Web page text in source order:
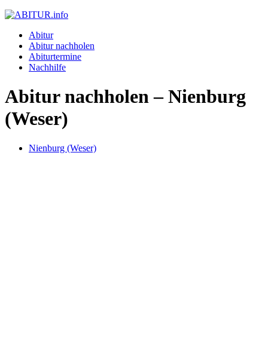
Abitur
Abitur nachholen
Abiturtermine
Nachhilfe
Abitur nachholen – Nienburg
(Weser)
Nienburg (Weser)